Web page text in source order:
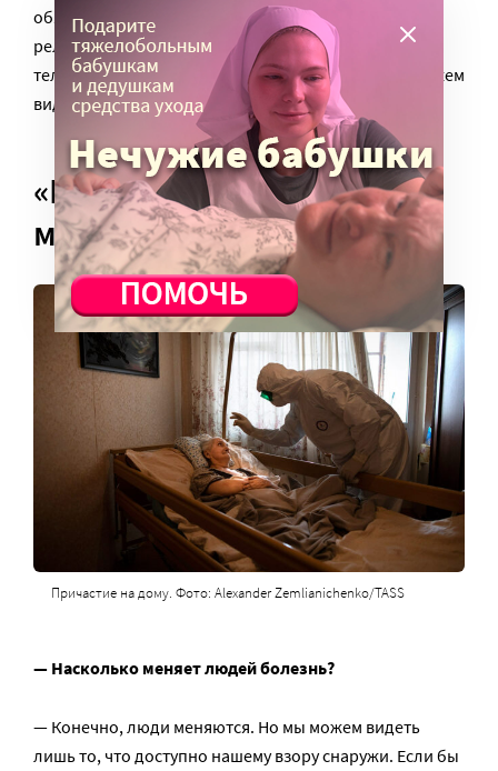
обязательно православному. Не обязательно
религиозному. Вспомнить, что человек – не только
тело, но и душа. Если не забывать об этом – мы сможем
видеть смысл того, что происходит сейчас.
«Молитесь сами, просите
молиться других»
Причастие на дому. Фото: Alexander Zemlianichenko/TASS
— Насколько меняет людей болезнь?
— Конечно, люди меняются. Но мы можем видеть
лишь то, что доступно нашему взору снаружи. Если бы